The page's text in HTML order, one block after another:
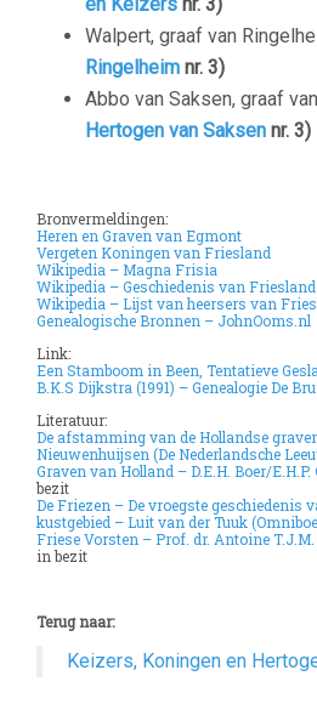
Walpert, graaf van
Ringelheim nr. 3)
Abbo van Saksen, graaf
Hertogen van Saksen nr. 3)
Bronvermeldingen:
Heren en Graven van Egmont
Vergeten Koningen van Friesland
Wikipedia – Magna Frisia
Wikipedia – Geschiedenis van Friesland
Wikipedia – Lijst van heersers van
Genealogische Bronnen – JohnOoms.nl
Link:
Een Stamboom in Been, Tentatieve
B.K.S Dijkstra (1991) – Genealogie De
Literatuur:
De afstamming van de Hollandse
Nieuwenhuijsen (De Nederlandsche
Graven van Holland – D.E.H. Boer/E.H.P.
bezit
De Friezen – De vroegste geschiedenis
kustgebied – Luit van der Tuuk
Friese Vorsten – Prof. dr. Antoine
in bezit
Terug naar:
Keizers, Koningen en